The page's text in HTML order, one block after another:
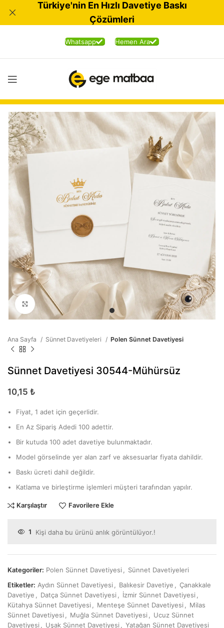
Whatsapp Hemen Ara
Büyütmek için tıklayın
Ana Sayfa Sünnet Davetiyeleri Polen Sünnet Davetiyesi
Sünnet Davetiyesi 30544-Mühürsüz
10,15 ₺
Fiyat, 1 adet için geçerlidir.
En Az Sipariş Adedi 100 adettir.
Bir kutuda 100 adet davetiye bulunmaktadır.
Model görselinde yer alan zarf ve aksesuarlar fiyata dahildir.
Baskı ücreti dahil değildir.
Katlama ve birleştirme işlemleri müşteri tarafından yapılır.
Karşılaştır Favorilere Ekle
1 Kişi daha bu ürünü anlık görüntülüyor.!
Kategoriler: Polen Sünnet Davetiyesi
Sünnet Davetiyeleri
Etiketler: Aydın Sünnet Davetiyesi Balıkesir Davetiye
Çanakkale
Davetiye
Datça Sünnet Davetiyesi İzmir Sünnet Davetiyesi
Kütahya Sünnet Davetiyesi
Menteşe Sünnet Davetiyesi
Milas
Sünnet Davetiyesi
Muğla Sünnet Davetiyesi
Ucuz Sünnet
Davetiyesi
Uşak Sünnet Davetiyesi Yatağan Sünnet Davetiyesi
Türkiye'nin En Hızlı Davetiye Baskı
Çözümleri